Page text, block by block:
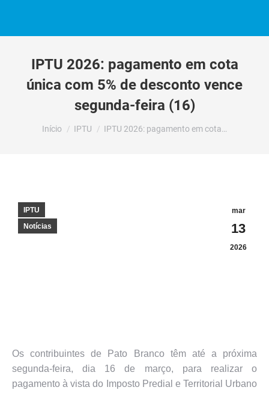
IPTU 2026: pagamento em cota
única com 5% de desconto vence
segunda-feira (16)
Você está aqui:
Início IPTU IPTU 2026: pagamento em cota…
mar
13
2026
IPTU
Notícias
Os contribuintes de Pato Branco têm até a próxima
segunda-feira, dia 16 de março, para realizar o
pagamento à vista do Imposto Predial e Territorial Urbano